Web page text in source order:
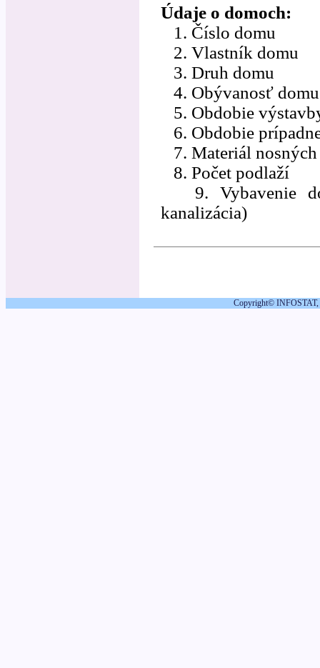
Údaje o domoch:
1. Číslo domu
2. Vlastník domu
3. Druh domu
4. Obývanosť domu
5. Obdobie
6. Obdobie
7. Materiál nosných
8. Počet podlaží
9. Vybavenie
kanalizácia)
Copyright© INFOSTAT,